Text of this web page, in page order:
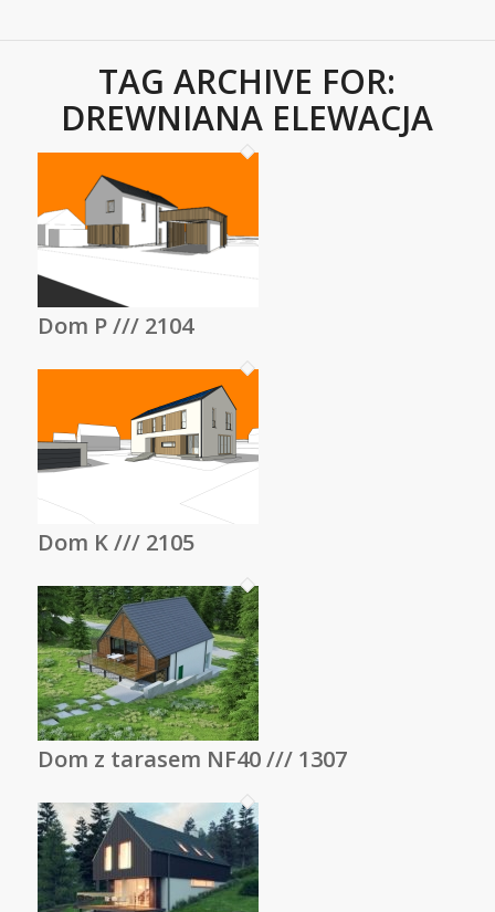
TAG ARCHIVE FOR:
DREWNIANA ELEWACJA
Dom P /// 2104
Dom K /// 2105
Dom z tarasem NF40 /// 1307